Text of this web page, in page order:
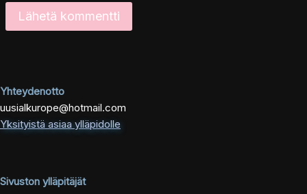
Yhteydenotto
uusialkurope@hotmail.com
Yksityistä asiaa ylläpidolle
Sivuston ylläpitäjät